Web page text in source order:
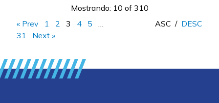
Mostrando: 10 of 310
« Prev
1 2 3 4 5
31
Next »
ASC / DESC